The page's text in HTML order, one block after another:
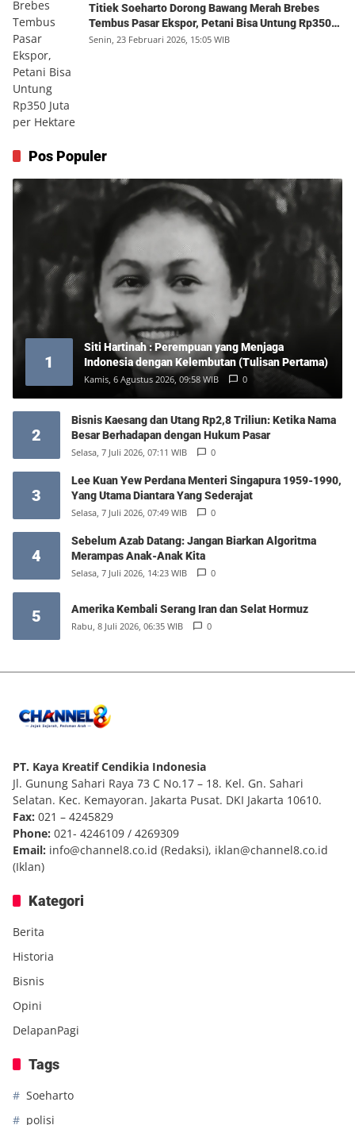
Titiek Soeharto Dorong Bawang Merah Brebes
Tembus Pasar Ekspor, Petani Bisa Untung Rp350
Juta per Hektare
Senin, 23 Februari 2026, 15:05 WIB
Pos Populer
1
Siti Hartinah : Perempuan yang Menjaga
Indonesia dengan Kelembutan (Tulisan Pertama)
Kamis, 6 Agustus 2026, 09:58 WIB 0
2
Bisnis Kaesang dan Utang Rp2,8 Triliun: Ketika Nama
Besar Berhadapan dengan Hukum Pasar
Selasa, 7 Juli 2026, 07:11 WIB 0
3
Lee Kuan Yew Perdana Menteri Singapura 1959-1990,
Yang Utama Diantara Yang Sederajat
Selasa, 7 Juli 2026, 07:49 WIB 0
4
Sebelum Azab Datang: Jangan Biarkan Algoritma
Merampas Anak-Anak Kita
Selasa, 7 Juli 2026, 14:23 WIB 0
5 Amerika Kembali Serang Iran dan Selat Hormuz
Rabu, 8 Juli 2026, 06:35 WIB 0
PT. Kaya Kreatif Cendikia Indonesia
Jl. Gunung Sahari Raya 73 C No.17 – 18. Kel. Gn. Sahari
Selatan. Kec. Kemayoran. Jakarta Pusat. DKI Jakarta 10610.
Fax: 021 – 4245829
Phone: 021- 4246109 / 4269309
Email: info@channel8.co.id (Redaksi), iklan@channel8.co.id
(Iklan)
Kategori
Berita
Historia
Bisnis
Opini
DelapanPagi
Tags
Soeharto
polisi